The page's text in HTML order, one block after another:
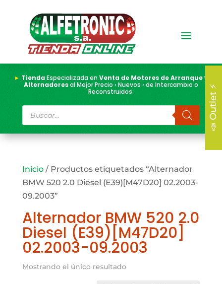
► TiendaEspecializada enVenta de Motores de Arranque y
Alternadoresal Mejor Precio › Nuevos › de Intercambio o
Reconstruidos.
Búsqueda
de
productos
Inicio/ Productos etiquetados “Alternador
BMW 520 2.0 Diesel (E39)[M47D20] 02.2003-
09.2003”
Alternador BMW 520 2.0
Diesel (E39)[M47D20]
02.2003-09.2003
Mostrando el único resultado
📣 Outlet ⚡